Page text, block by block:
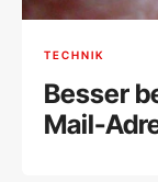
TECHNIK
Besser
Mail-